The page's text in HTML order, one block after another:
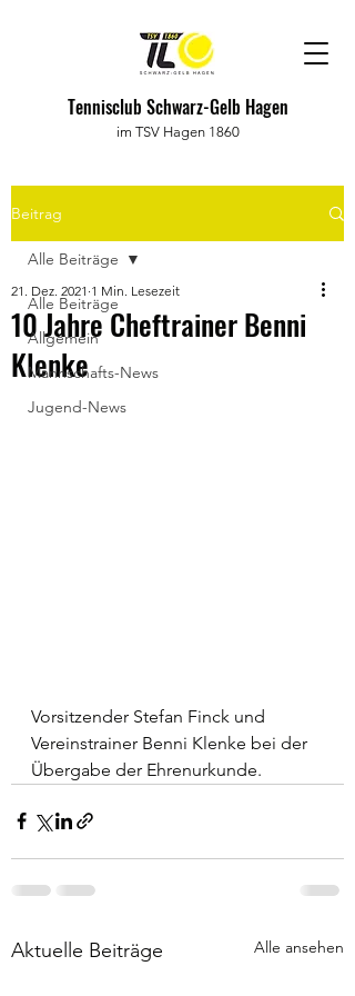
Tennisclub Schwarz-Gelb Hagen
im TSV Hagen 1860
Beitrag
Alle Beiträge
Allgemein
Mannschafts-News
Jugend-News
Alle Beiträge
10 Jahre Cheftrainer Benni
Klenke
21. Dez. 2021 1 Min. Lesezeit
Vorsitzender Stefan Finck und
Vereinstrainer Benni Klenke bei der
Übergabe der Ehrenurkunde.
Aktuelle Beiträge Alle ansehen